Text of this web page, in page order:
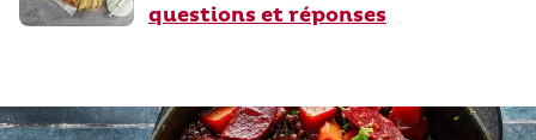
questions et réponses